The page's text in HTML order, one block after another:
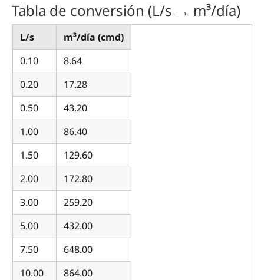
Tabla de conversión (L/s → m³/día)
L/s
m³/día (cmd)
0.10
8.64
0.20
17.28
0.50
43.20
1.00
86.40
1.50
129.60
2.00
172.80
3.00
259.20
5.00
432.00
7.50
648.00
10.00
864.00